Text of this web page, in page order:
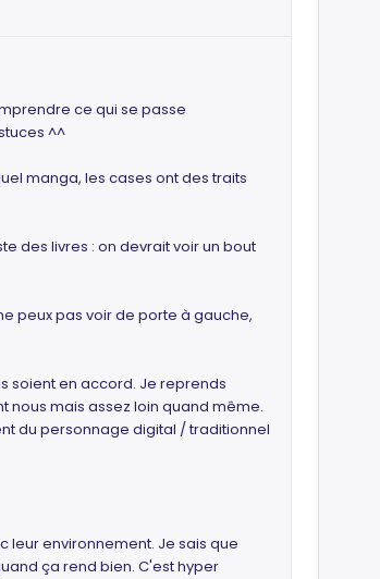
ce qui se passe
^^
manga, les cases ont des traits
des livres : on devrait voir un bout
peux pas voir de porte à gauche,
soient en accord. Je reprends
nous mais assez loin quand même.
du personnage digital / traditionnel
leur environnement. Je sais que
ça rend bien. C'est hyper